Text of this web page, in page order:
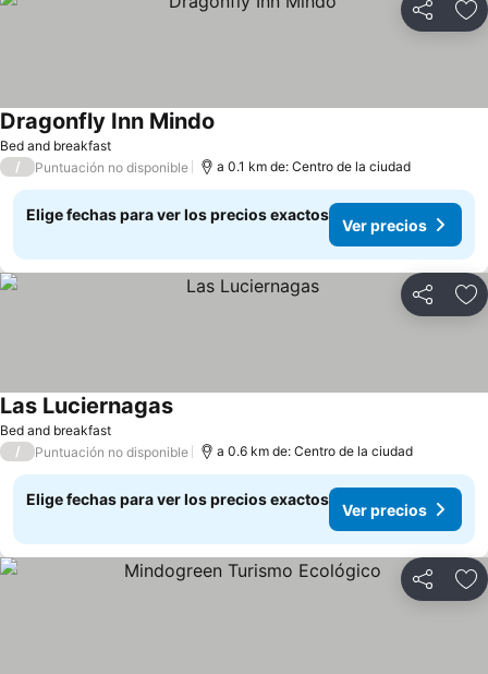
Compartir
Bed and breakfast
Dragonfly Inn Mindo
/ Puntuación no disponible a 0.1 km de: Centro de la ciudad
Elige fechas para ver los precios exactos
Ver precios
Compartir
Bed and breakfast
Las Luciernagas
/ Puntuación no disponible a 0.6 km de: Centro de la ciudad
Elige fechas para ver los precios exactos
Ver precios
Compartir